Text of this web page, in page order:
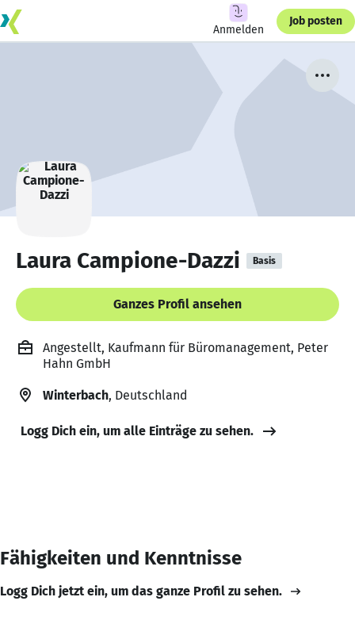
Anmelden
Job posten
Laura Campione-Dazzi Basis
Ganzes Profil ansehen
Angestellt, Kaufmann für Büromanagement, Peter
Hahn GmbH
Winterbach, Deutschland
Logg Dich ein, um alle Einträge zu sehen.
Fähigkeiten und Kenntnisse
Logg Dich jetzt ein, um das ganze Profil zu sehen.